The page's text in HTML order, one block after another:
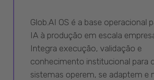
Glob.AI OS é a base operacional
IA à produção em escala
Integra execução, validação e
conhecimento institucional para
sistemas operem, se adaptem e